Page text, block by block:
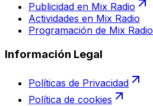
Publicidad en Mix Radio
Actividades en Mix Radio
Programación de Mix Radio
Información Legal
Políticas de Privacidad
Política de cookies